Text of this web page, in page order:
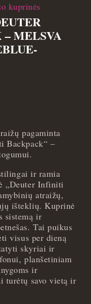
kuprinės
MELSVA
pagaminta
Backpack“ –
ir ramia
„Deuter Infiniti
atraižų,
išteklių. Kuprinė
sistemą ir
Tai puikus
visus per dieną
skyriai ir
planšetiniam
ir
turėtų savo vietą ir